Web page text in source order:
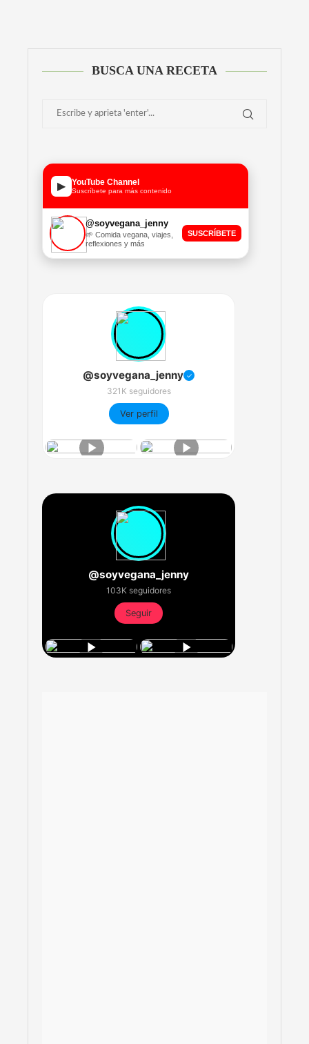
BUSCA UNA RECETA
▶ YouTube Channel
Suscríbete para más contenido
@soyvegana_jenny
🌱 Comida vegana, viajes,
reflexiones y más
SUSCRÍBETE
@soyvegana_jenny ✓
321K seguidores
Ver perfil
@soyvegana_jenny
103K seguidores
Seguir